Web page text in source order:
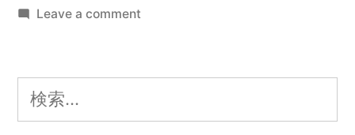
by
Leave a commenton
Phile-
に
検
索: